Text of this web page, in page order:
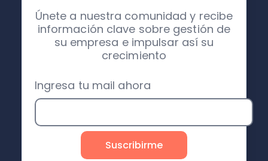
Únete a nuestra comunidad y recibe
información clave sobre gestión de
su empresa e impulsar así su
crecimiento
Ingresa tu mail ahora